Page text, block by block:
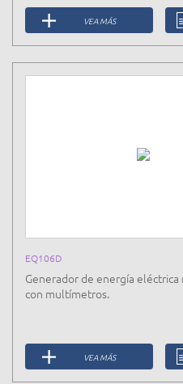
VEA MÁS
EQ106D
Generador de energía
con multímetros.
VEA MÁS